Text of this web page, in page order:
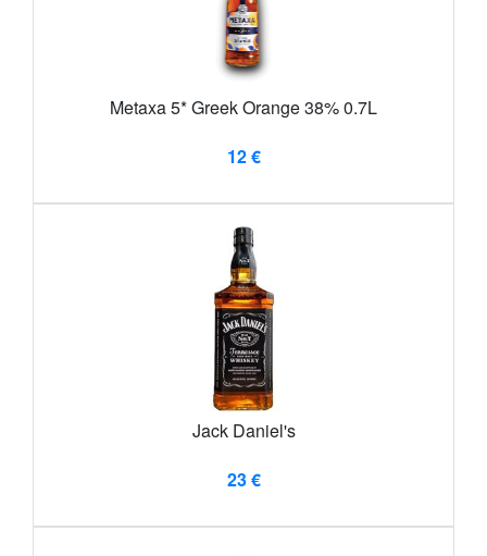
Metaxa 5* Greek Orange 38% 0.7L
12 €
Jack Daniel's
23 €